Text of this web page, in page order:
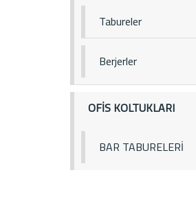
Tabureler
Berjerler
OFİS KOLTUKLARI
BAR TABURELERİ